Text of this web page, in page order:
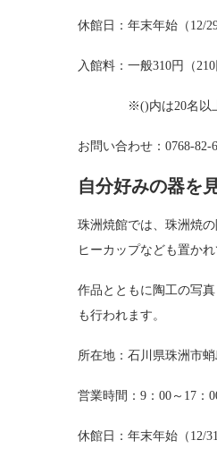
休館日：年末年始（12/29
入館料：一般310円（
※()内は20名以上
お問い合わせ：0768-82-
自分好みの器を
珠洲焼館では、珠洲焼
ヒーカップなども置かれ
作品とともに陶工の写
も行われます。
所在地：石川県珠洲市
営業時間：9：00～17：
休館日：年末年始（12/31